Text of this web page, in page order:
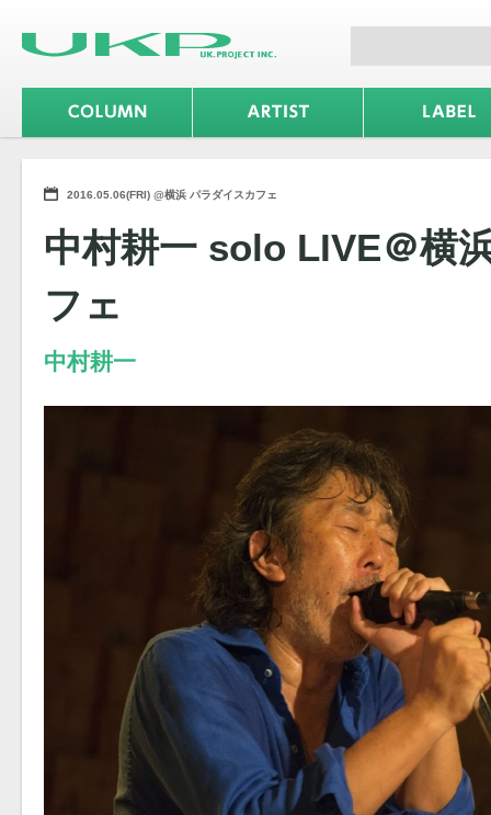
2016.05.06(FRI) @横浜 パラダイスカフェ
中村耕一 solo LIVE＠横
フェ
中村耕一